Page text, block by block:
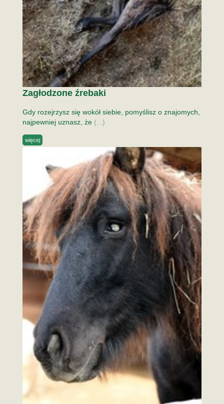
Zagłodzone źrebaki
Gdy rozejrzysz się wokół siebie, pomyślisz o znajomych,
najpewniej uznasz, że (...)
więcej